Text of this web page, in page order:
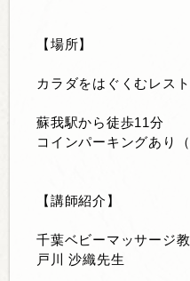
【場所】
カラダをはぐくむレス
蘇我駅から徒歩11分
コインパーキングあり（
【講師紹介】
千葉ベビーマッサージ
戸川 沙織先生